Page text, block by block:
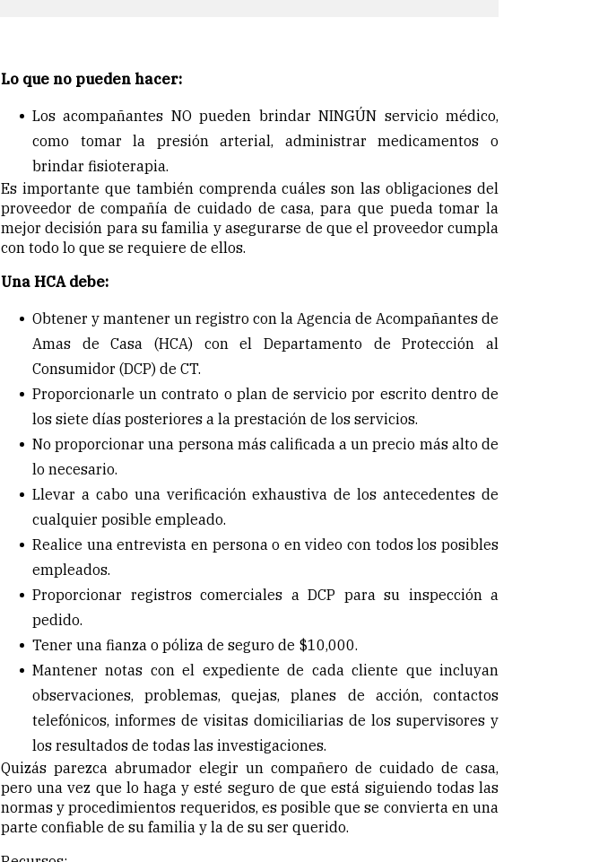
Lo que no pueden hacer:
Los acompañantes NO pueden brindar NINGÚN servicio médico,
como tomar la presión arterial, administrar medicamentos o
brindar fisioterapia.
Es importante que también comprenda cuáles son las obligaciones del
proveedor de compañía de cuidado de casa, para que pueda tomar la
mejor decisión para su familia y asegurarse de que el proveedor cumpla
con todo lo que se requiere de ellos.
Una HCA debe:
Obtener y mantener un registro con la Agencia de Acompañantes de
Amas de Casa (HCA) con el Departamento de Protección al
Consumidor (DCP) de CT.
Proporcionarle un contrato o plan de servicio por escrito dentro de
los siete días posteriores a la prestación de los servicios.
No proporcionar una persona más calificada a un precio más alto de
lo necesario.
Llevar a cabo una verificación exhaustiva de los antecedentes de
cualquier posible empleado.
Realice una entrevista en persona o en video con todos los posibles
empleados.
Proporcionar registros comerciales a DCP para su inspección a
pedido.
Tener una fianza o póliza de seguro de $10,000.
Mantener notas con el expediente de cada cliente que incluyan
observaciones, problemas, quejas, planes de acción, contactos
telefónicos, informes de visitas domiciliarias de los supervisores y
los resultados de todas las investigaciones.
Quizás parezca abrumador elegir un compañero de cuidado de casa,
pero una vez que lo haga y esté seguro de que está siguiendo todas las
normas y procedimientos requeridos, es posible que se convierta en una
parte confiable de su familia y la de su ser querido.